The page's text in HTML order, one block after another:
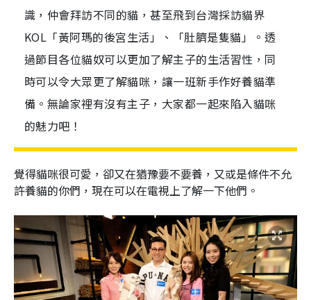
識，仲會拜訪不同的貓，甚至飛到台灣採訪貓界
KOL「黃阿瑪的後宮生活」、「肚臍是隻貓」。透
過節目各位貓奴可以更加了解主子的生活習性，同
時可以令大眾更了解貓咪，讓一班新手作好養貓準
備。無論家裡有沒有主子，大家都一起來陷入貓咪
的魅力吧！
覺得貓咪很可愛，卻又在猶豫要不要養，又或是條件不允
許養貓的你們，現在可以在電視上了解一下他們。